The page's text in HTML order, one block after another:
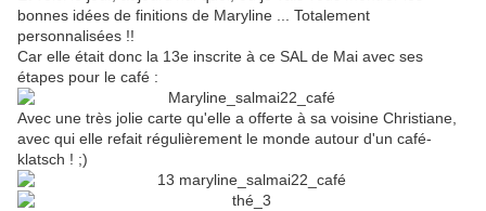
bonnes idées de finitions de Maryline ... Totalement
personnalisées !!
Car elle était donc la 13e inscrite à ce SAL de Mai avec ses
étapes pour le café :
Avec une très jolie carte qu'elle a offerte à sa voisine Christiane,
avec qui elle refait régulièrement le monde autour d'un café-
klatsch ! ;)